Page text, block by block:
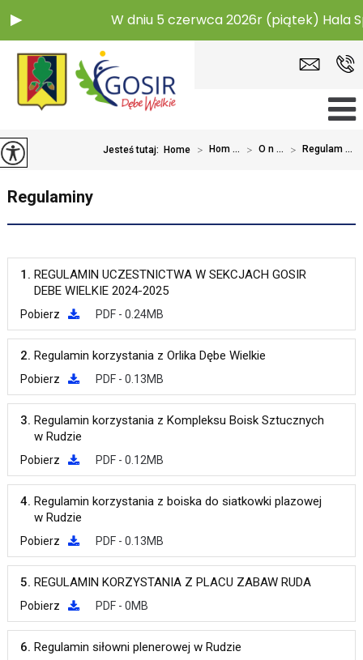
W dniu 5 czerwca 2026r (piątek) Hala
Jesteś tutaj: Home > Hom ... > O n ... > Regulam ...
Regulaminy
1. REGULAMIN UCZESTNICTWA W SEKCJACH GOSIR
DEBE WIELKIE 2024-2025
Pobierz PDF - 0.24MB
2. Regulamin korzystania z Orlika Dębe Wielkie
Pobierz PDF - 0.13MB
3. Regulamin korzystania z Kompleksu Boisk Sztucznych
w Rudzie
Pobierz PDF - 0.12MB
4. Regulamin korzystania z boiska do siatkowki plazowej
w Rudzie
Pobierz PDF - 0.13MB
5. REGULAMIN KORZYSTANIA Z PLACU ZABAW RUDA
Pobierz PDF - 0MB
6. Regulamin siłowni plenerowej w Rudzie